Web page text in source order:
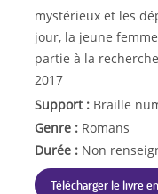
mystérieux et les
jour, la jeune
partie à la
2017
Support : Braille
Genre : Romans
Durée : Non
Télécharger le livre